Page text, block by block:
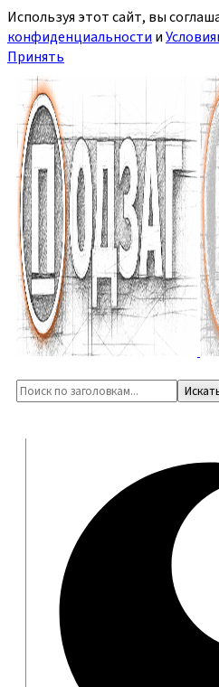
Используя этот сайт, вы
конфиденциальности и
Принять